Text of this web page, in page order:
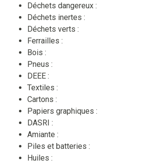
Déchets dangereux :
Déchets inertes :
Déchets verts :
Ferrailles :
Bois :
Pneus :
DEEE :
Textiles :
Cartons :
Papiers graphiques :
DASRI :
Amiante :
Piles et batteries :
Huiles :